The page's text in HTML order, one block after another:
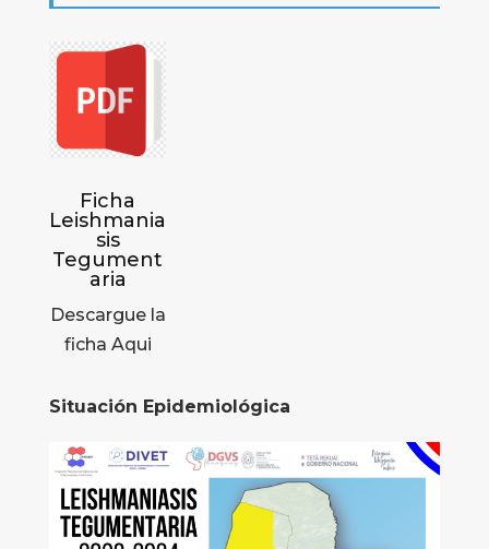
Ficha
Leishmania
sis
Tegument
aria
Descargue la
ficha Aqui
Situación Epidemiológica